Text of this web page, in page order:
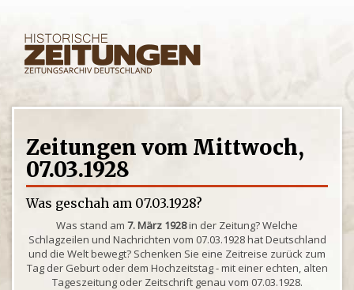
Zeitungen vom Mittwoch,
07.03.1928
Was geschah am 07.03.1928?
Was stand am 7. März 1928in der Zeitung? Welche
Schlagzeilen und Nachrichten vom 07.03.1928 hat Deutschland
und die Welt bewegt? Schenken Sie eine Zeitreise zurück zum
Tag der Geburt oder dem Hochzeitstag - mit einer echten, alten
Tageszeitung oder Zeitschrift genau vom 07.03.1928.